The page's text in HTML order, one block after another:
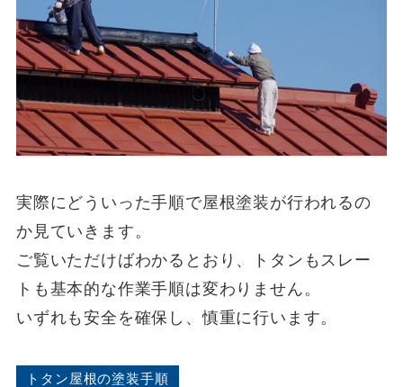
実際にどういった手順で屋根塗装が行われるの
か見ていきます。
ご覧いただけばわかるとおり、トタンもスレー
トも基本的な作業手順は変わりません。
いずれも安全を確保し、慎重に行います。
トタン屋根の塗装手順